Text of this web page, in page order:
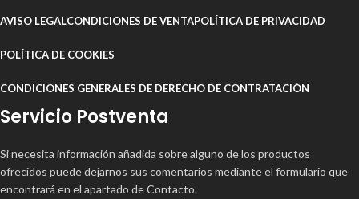
AVISO LEGALCONDICIONES DE VENTAPOLÍTICA DE PRIVACIDAD
POLÍTICA DE COOKIES
CONDICIONES GENERALES DE DERECHO DE CONTRATACIÓN
Servicio Postventa
Si necesita información añadida sobre alguno de los productos
ofrecidos puede dejarnos sus comentarios mediante el formulario que
encontrará en el apartado de Contacto.